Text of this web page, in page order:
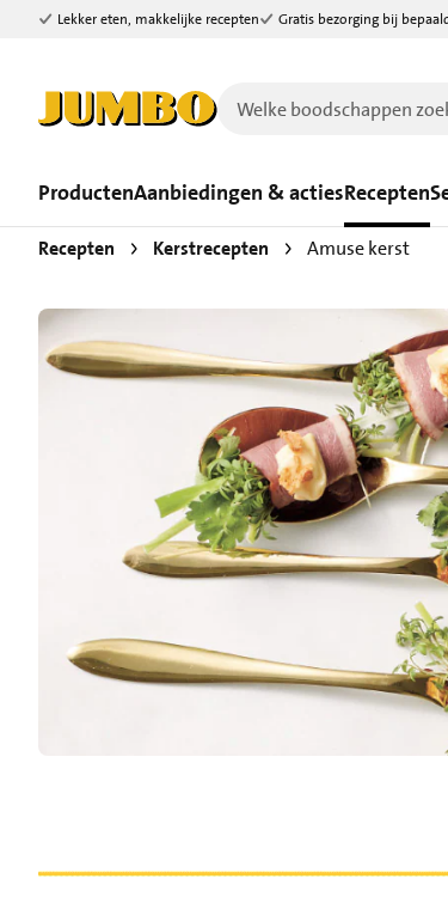
Ga naar zoeken
Ga naar hoofdinhoud
Lekker eten, makkelijke recepten Gratis bezorging bij
ProductenAanbiedingen & actiesRecepten
Recepten Kerstrecepten Amuse kerst